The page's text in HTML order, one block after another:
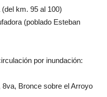
km. 95 al 100)
(poblado Esteban
por inundación:
Bronce sobre el Arroyo